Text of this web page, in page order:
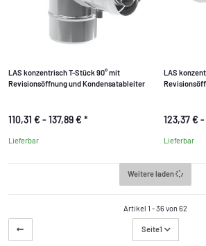
LAS konzentrisch T-Stück 90° mit
Revisionsöffnung und Kondensatableiter
110,31 € -137,89 € *
Lieferbar
LAS
123,37 € -
Lieferbar
Weitere laden
Artikel 1 - 36 von 62
Seite1